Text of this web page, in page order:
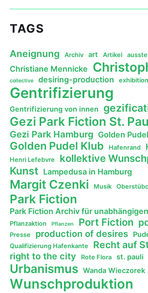
TAGS
Aneignung Archiv art Artikel
Christiane Mennicke
collective desiring-production exhibition
Gentrifizierung
Gentrifizierung von innen
Gezi Park Fiction St.
Gezi Park Hamburg Golden
Golden Pudel Klub Hafenrand
Henri Lefebvre kollektive
Kunst Lampedusa in Hamburg
Margit Czenki Musik
Park Fiction
Park Fiction Archiv für
Pflanzaktion Pflanzen Port Fiction
Presse production of desires
Qualifizierung Hafenkante Recht auf
right to the city Rote Flora st. pauli
Urbanismus Wanda Wieczorek
Wunschproduktion